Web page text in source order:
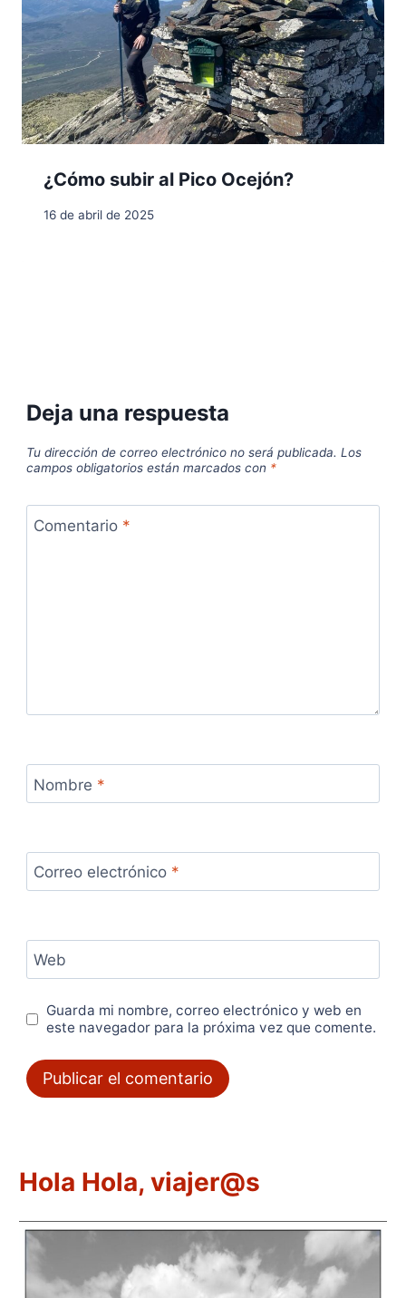
¿Cómo subir al Pico Ocejón?
16 de abril de 2025
Deja una respuesta
Tu dirección de correo electrónico no será publicada. Los
campos obligatorios están marcados con *
Comentario *
Nombre *
Correo electrónico *
Web
Guarda mi nombre, correo electrónico y web en
este navegador para la próxima vez que comente.
Hola Hola, viajer@s